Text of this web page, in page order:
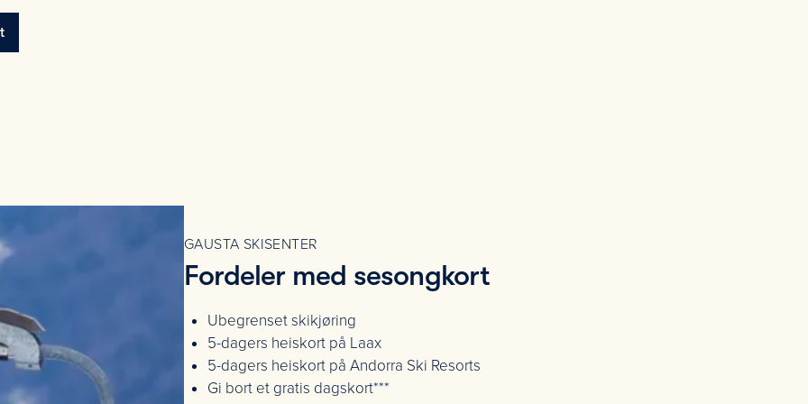
GAUSTA SKISENTER
Fordeler med sesongkort
Ubegrenset skikjøring
5-dagers heiskort på Laax
5-dagers heiskort på Andorra Ski Resorts
Gi bort et gratis dagskort***